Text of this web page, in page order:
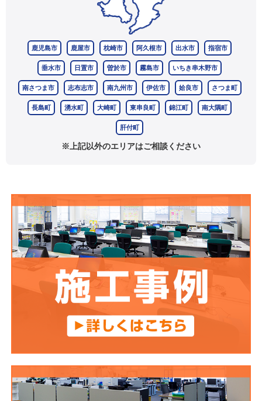
鹿児島市 鹿屋市 枕崎市 阿久根市 出水市 指宿市
垂水市 日置市 曽於市 霧島市 いちき串木野市
南さつま市 志布志市 南九州市 伊佐市 姶良市 さつま町
長島町 湧水町 大崎町 東串良町 錦江町 南大隅町
肝付町
※上記以外のエリアはご相談ください